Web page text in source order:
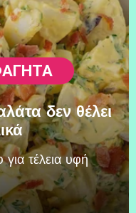
δεν θέλει
τέλεια υφή